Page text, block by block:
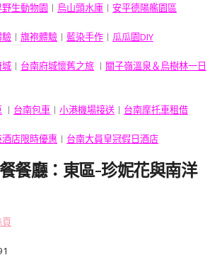
生動物園 ︱ 烏山頭水庫 ︱ 安平德陽艦園區
驗 ︱ 旗袍體驗 ︱ 藍染手作 ︱ 瓜瓜園DIY
城 ︱ 台南府城懷舊之旅 ︱ 關子嶺溫泉＆烏樹林一日
︱ 台南包車 ︱ 小港機場接送 ︱ 台南摩托車租借
店限時優惠 ︱ 台南大員皇冠假日酒店
餐廳：東區-珍妮花與南洋